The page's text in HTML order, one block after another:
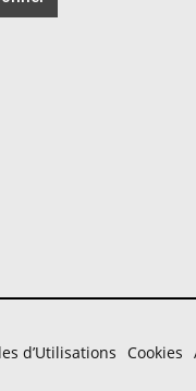
d’Utilisations Cookies